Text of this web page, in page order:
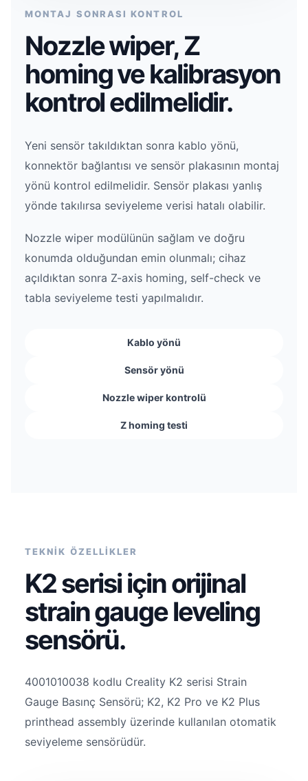
MONTAJ SONRASI KONTROL
Nozzle wiper, Z
homing ve kalibrasyon
kontrol edilmelidir.
Yeni sensör takıldıktan sonra kablo yönü,
konnektör bağlantısı ve sensör plakasının montaj
yönü kontrol edilmelidir. Sensör plakası yanlış
yönde takılırsa seviyeleme verisi hatalı olabilir.
Nozzle wiper modülünün sağlam ve doğru
konumda olduğundan emin olunmalı; cihaz
açıldıktan sonra Z-axis homing, self-check ve
tabla seviyeleme testi yapılmalıdır.
Kablo yönü
Sensör yönü
Nozzle wiper kontrolü
Z homing testi
TEKNİK ÖZELLİKLER
K2 serisi için orijinal
strain gauge leveling
sensörü.
4001010038 kodlu Creality K2 serisi Strain
Gauge Basınç Sensörü; K2, K2 Pro ve K2 Plus
printhead assembly üzerinde kullanılan otomatik
seviyeleme sensörüdür.